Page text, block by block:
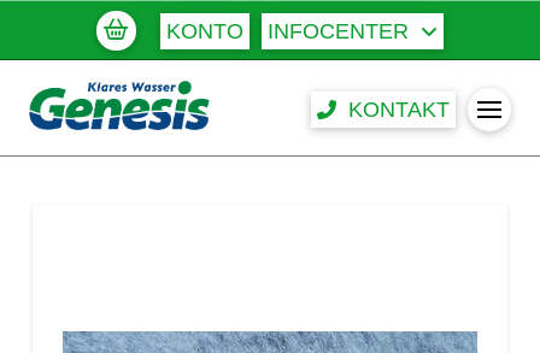
KONTO INFOCENTER
KONTAKT